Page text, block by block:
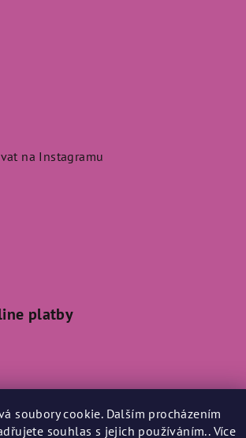
soubory cookie. Dalším procházením
souhlas s jejich používáním.. Více
na Instagramu
platby
Bylo Nebylo. Všechna práva vyhrazena.